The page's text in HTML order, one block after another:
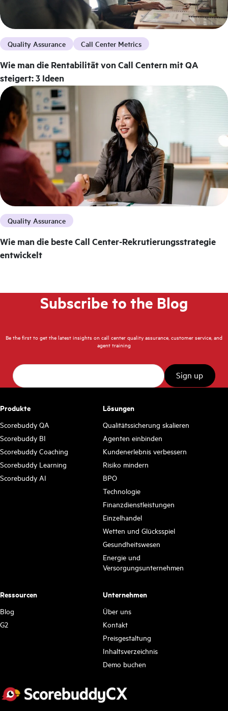
Quality Assurance
Wie man die beste Call Center-Rekrutierungsstrategie
entwickelt
Quality Assurance Call Center Metrics
Wie man die Rentabilität von Call Centern mit QA
steigert: 3 Ideen
Subscribe to the Blog
Be the first to get the latest insights on call center quality assurance, customer service, and
agent training
Produkte
Scorebuddy QA
Scorebuddy BI
Scorebuddy Coaching
Scorebuddy Learning
Scorebuddy AI
Lösungen
Qualitätssicherung skalieren
Agenten einbinden
Kundenerlebnis verbessern
Risiko mindern
BPO
Technologie
Finanzdienstleistungen
Einzelhandel
Wetten und Glücksspiel
Gesundheitswesen
Energie und
Versorgungsunternehmen
Ressourcen
Blog
G2
Unternehmen
Über uns
Kontakt
Preisgestaltung
Inhaltsverzeichnis
Demo buchen